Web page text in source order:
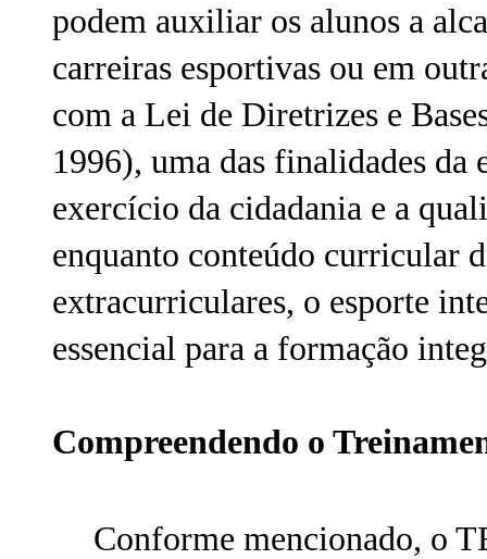
podem auxiliar os alunos a
carreiras esportivas ou em
com a Lei de Diretrizes e
1996), uma das finalidades da
exercício da cidadania e a
enquanto conteúdo curricular
extracurriculares, o esporte
essencial para a formação
Compreendendo o
Conforme mencionado, o